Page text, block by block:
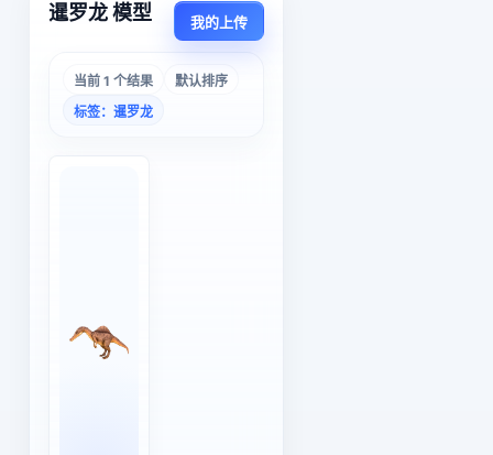
暹罗龙 模型 我的上传
当前 1 个结果
默认排序
标签：暹罗龙